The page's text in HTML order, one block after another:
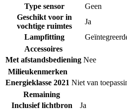
Type sensor
Geen
Geschikt voor in
vochtige ruimtes
Ja
Lampfitting
Accessoires
Met afstandsbediening Nee
Milieukenmerken
Energieklasse 2021 Niet van
Remaining
Inclusief lichtbron
Ja